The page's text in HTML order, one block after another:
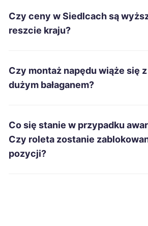
Piekary Śląskie
Zduńska Wola
Nysa
Czy ceny w Siedlcach są
reszcie kraju?
Czy montaż napędu wiąże się
dużym bałaganem?
Co się stanie w przypadku
Czy roleta zostanie
pozycji?